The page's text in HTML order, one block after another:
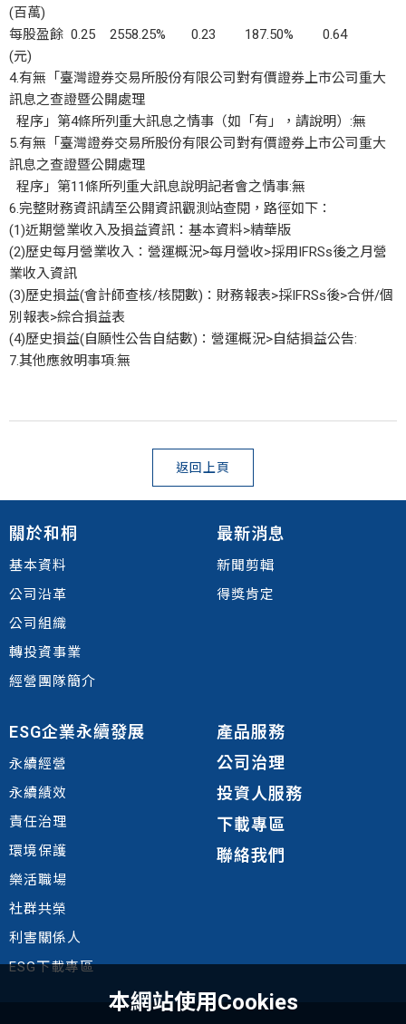
(百萬)
每股盈餘 0.25 2558.25% 0.23 187.50% 0.64
(元)
4.有無「臺灣證券交易所股份有限公司對有價證券上市公司重大
訊息之查證暨公開處理
程序」第4條所列重大訊息之情事（如「有」，請說明）:無
5.有無「臺灣證券交易所股份有限公司對有價證券上市公司重大
訊息之查證暨公開處理
程序」第11條所列重大訊息說明記者會之情事:無
6.完整財務資訊請至公開資訊觀測站查閱，路徑如下：
(1)近期營業收入及損益資訊：基本資料>精華版
(2)歷史每月營業收入：營運概況>每月營收>採用IFRSs後之月營
業收入資訊
(3)歷史損益(會計師查核/核閱數)：財務報表>採IFRSs後>合併/個
別報表>綜合損益表
(4)歷史損益(自願性公告自結數)：營運概況>自結損益公告:
7.其他應敘明事項:無
返回上頁
關於和桐
基本資料
公司沿革
公司組織
轉投資事業
經營團隊簡介
最新消息
新聞剪輯
得獎肯定
ESG企業永續發展
永續經營
永續績效
責任治理
環境保護
樂活職場
社群共榮
利害關係人
ESG下載專區
產品服務
公司治理
投資人服務
下載專區
聯絡我們
本網站使用Cookies